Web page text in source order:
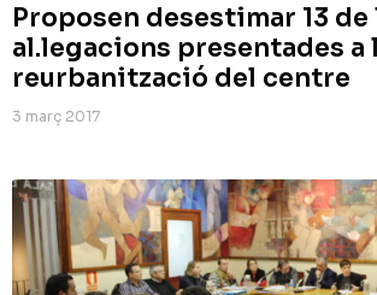
Proposen desestimar 13 de
al.legacions presentades a
reurbanització del centre
3 març 2017